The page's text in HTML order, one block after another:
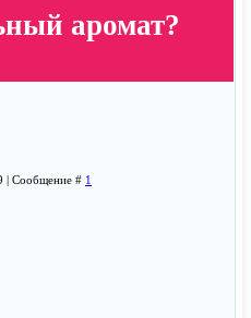
аромат?
| Сообщение # 1